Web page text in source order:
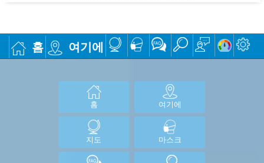
홈 여기에
홈 여기에
지도 마스크